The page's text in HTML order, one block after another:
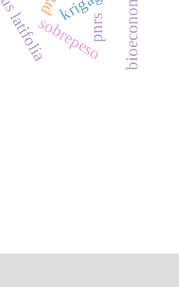
citrus latifoliasobrepeso bioeconomia
pnrs